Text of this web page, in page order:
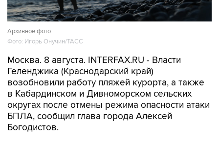
Архивное фото
Фото: Игорь Онучин/ТАСС
Москва. 8 августа. INTERFAX.RU - Власти
Геленджика (Краснодарский край)
возобновили работу пляжей курорта, а также
в Кабардинском и Дивноморском сельских
округах после отмены режима опасности атаки
БПЛА, сообщил глава города Алексей
Богодистов.